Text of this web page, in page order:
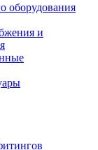
оборудования
и